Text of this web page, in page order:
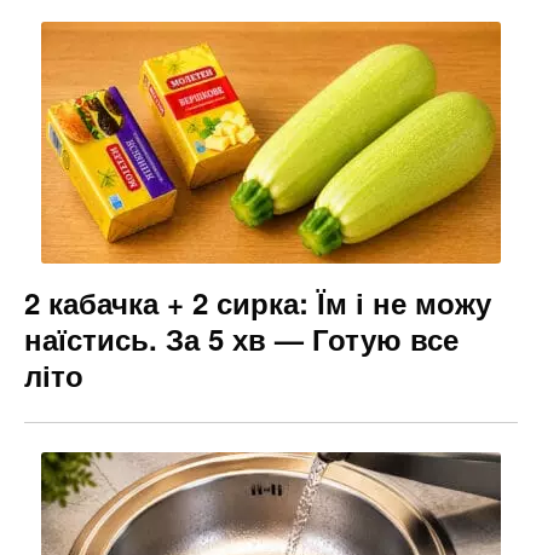
2 кабачка + 2 сирка: Їм і не можу
наїстись. За 5 хв — Готую все
літо